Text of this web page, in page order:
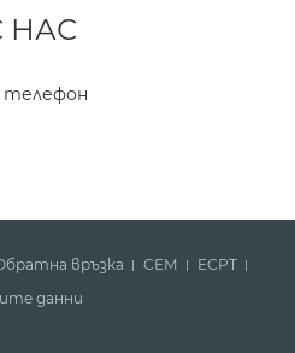
НАС
телефон
връзка СЕМ
ECPT
данни